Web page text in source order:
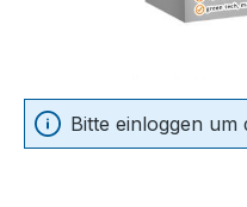
Bitte einloggen um